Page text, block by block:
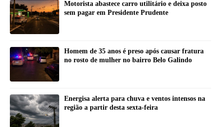
Motorista abastece carro utilitário e deixa posto
sem pagar em Presidente Prudente
Homem de 35 anos é preso após causar fratura
no rosto de mulher no bairro Belo Galindo
Energisa alerta para chuva e ventos intensos na
região a partir desta sexta-feira